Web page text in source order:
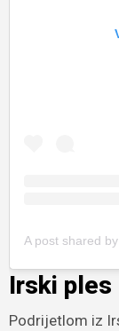
A post shared
Irski ples
Podrijetlom iz